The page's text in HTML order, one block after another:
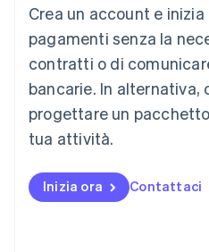
Crea un account e
pagamenti senza la
contratti o di
bancarie. In
progettare un
tua attività.
Inizia ora Contattaci
FrançaisDeutschEnglish
English简体中文
Malta
English
Messico
Español English
Norvegia
Nuova Zelanda
English
Paesi Bassi